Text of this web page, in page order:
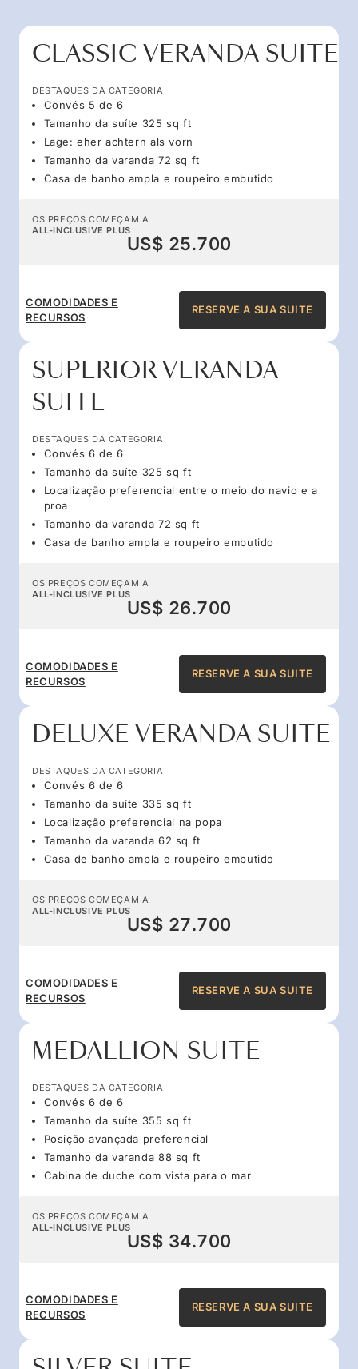
CLASSIC VERANDA SUITE
DESTAQUES DA CATEGORIA
Convés 5 de 6
Tamanho da suíte 325 sq ft
Lage: eher achtern als vorn
Tamanho da varanda 72 sq ft
Casa de banho ampla e roupeiro embutido
OS PREÇOS COMEÇAM A
ALL-INCLUSIVE PLUS
US$ 25.700
COMODIDADES E
RECURSOS
RESERVE A SUA SUITE
SUPERIOR VERANDA
SUITE
DESTAQUES DA CATEGORIA
Convés 6 de 6
Tamanho da suíte 325 sq ft
Localização preferencial entre o meio do navio e a
proa
Tamanho da varanda 72 sq ft
Casa de banho ampla e roupeiro embutido
OS PREÇOS COMEÇAM A
ALL-INCLUSIVE PLUS
US$ 26.700
COMODIDADES E
RECURSOS
RESERVE A SUA SUITE
DELUXE VERANDA SUITE
DESTAQUES DA CATEGORIA
Convés 6 de 6
Tamanho da suíte 335 sq ft
Localização preferencial na popa
Tamanho da varanda 62 sq ft
Casa de banho ampla e roupeiro embutido
OS PREÇOS COMEÇAM A
ALL-INCLUSIVE PLUS
US$ 27.700
COMODIDADES E
RECURSOS
RESERVE A SUA SUITE
MEDALLION SUITE
DESTAQUES DA CATEGORIA
Convés 6 de 6
Tamanho da suíte 355 sq ft
Posição avançada preferencial
Tamanho da varanda 88 sq ft
Cabina de duche com vista para o mar
OS PREÇOS COMEÇAM A
ALL-INCLUSIVE PLUS
US$ 34.700
COMODIDADES E
RECURSOS
RESERVE A SUA SUITE